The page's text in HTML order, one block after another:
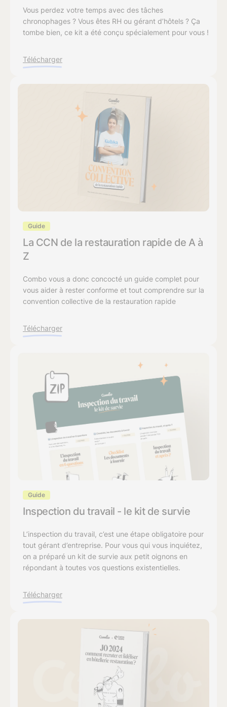
Vous perdez votre temps avec des tâches
chronophages ? Vous êtes RH ou gérant d’hôtels ? Ça
tombe bien, ce kit a été conçu spécialement pour vous !
Télécharger
Guide
La CCN de la restauration rapide de A à
Z
Combo vous a donc concocté un guide complet pour
vous aider à rester conforme et tout comprendre sur la
convention collective de la restauration rapide
Télécharger
Guide
Inspection du travail - le kit de survie
L’inspection du travail, c’est une étape obligatoire pour
tout gérant d’entreprise. Pour vous qui vous inquiétez,
on a préparé un kit de survie aux petit oignons en
répondant à toutes vos questions existentielles.
Télécharger